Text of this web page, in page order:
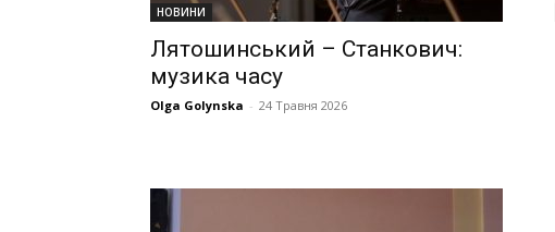
НОВИНИ
Лятошинський – Станкович:
музика часу
Olga Golynska - 24 Травня 2026